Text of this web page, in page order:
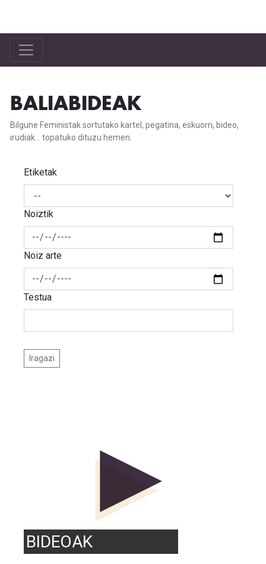
BALIABIDEAK
Bilgune Feministak sortutako kartel, pegatina, eskuorri, bideo,
irudiak... topatuko dituzu hemen.
Etiketak
Noiztik
Noiz arte
Testua
Iragazi
BIDEOAK